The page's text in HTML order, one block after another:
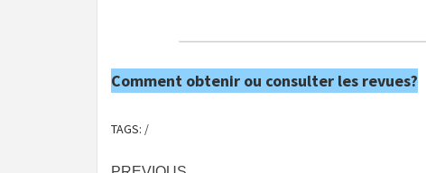
Comment obtenir ou consulter les revues?
TAGS: /